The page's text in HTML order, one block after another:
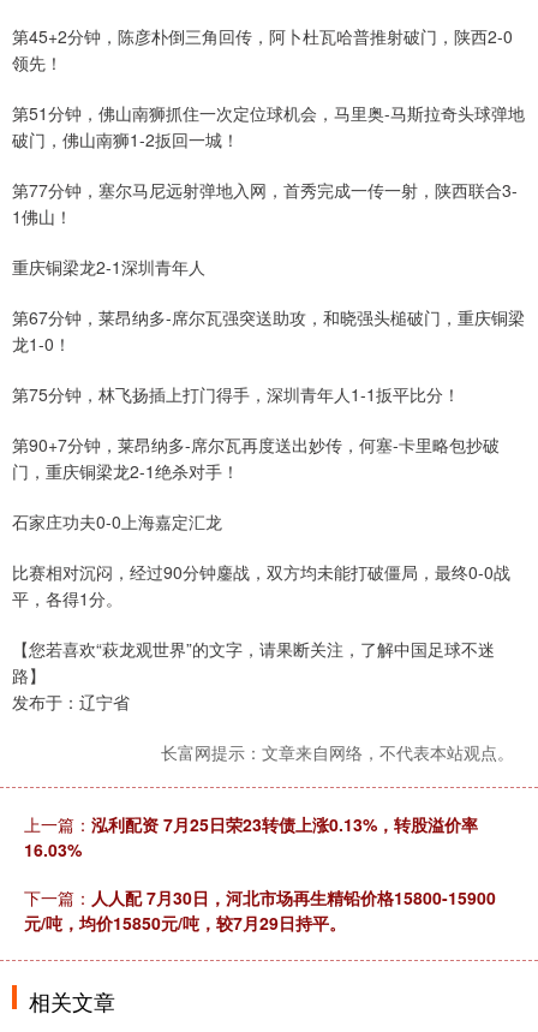
第45+2分钟，陈彦朴倒三角回传，阿卜杜瓦哈普推射破门，陕西2-0
领先！
第51分钟，佛山南狮抓住一次定位球机会，马里奥-马斯拉奇头球弹地
破门，佛山南狮1-2扳回一城！
第77分钟，塞尔马尼远射弹地入网，首秀完成一传一射，陕西联合3-
1佛山！
重庆铜梁龙2-1深圳青年人
第67分钟，莱昂纳多-席尔瓦强突送助攻，和晓强头槌破门，重庆铜梁
龙1-0！
第75分钟，林飞扬插上打门得手，深圳青年人1-1扳平比分！
第90+7分钟，莱昂纳多-席尔瓦再度送出妙传，何塞-卡里略包抄破
门，重庆铜梁龙2-1绝杀对手！
石家庄功夫0-0上海嘉定汇龙
比赛相对沉闷，经过90分钟鏖战，双方均未能打破僵局，最终0-0战
平，各得1分。
【您若喜欢“萩龙观世界”的文字，请果断关注，了解中国足球不迷
路】
发布于：辽宁省
长富网提示：文章来自网络，不代表本站观点。
上一篇： 泓利配资 7月25日荣23转债上涨0.13%，转股溢价率
16.03%
下一篇： 人人配 7月30日，河北市场再生精铅价格15800-15900
元/吨，均价15850元/吨，较7月29日持平。
相关文章